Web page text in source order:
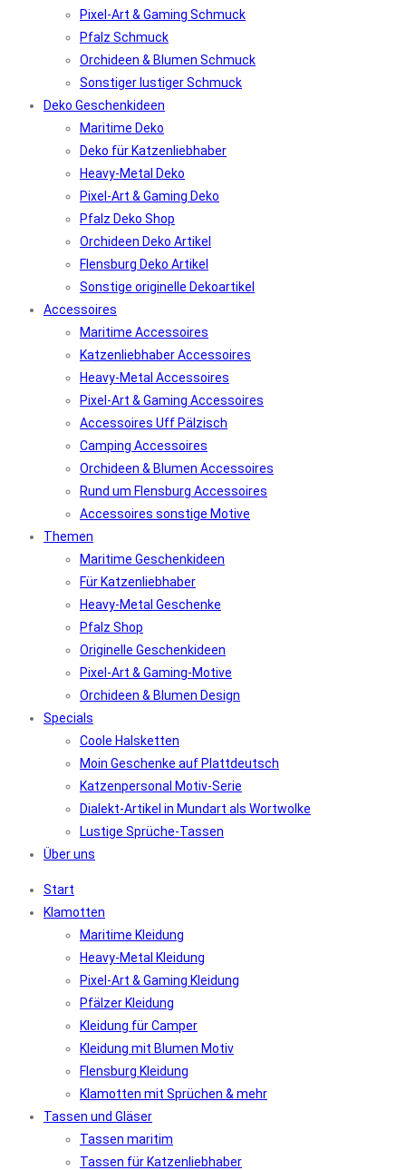
Pixel-Art & Gaming Schmuck
Pfalz Schmuck
Orchideen & Blumen Schmuck
Sonstiger lustiger Schmuck
Deko Geschenkideen
Maritime Deko
Deko für Katzenliebhaber
Heavy-Metal Deko
Pixel-Art & Gaming Deko
Pfalz Deko Shop
Orchideen Deko Artikel
Flensburg Deko Artikel
Sonstige originelle Dekoartikel
Accessoires
Maritime Accessoires
Katzenliebhaber Accessoires
Heavy-Metal Accessoires
Pixel-Art & Gaming Accessoires
Accessoires Uff Pälzisch
Camping Accessoires
Orchideen & Blumen Accessoires
Rund um Flensburg Accessoires
Accessoires sonstige Motive
Themen
Maritime Geschenkideen
Für Katzenliebhaber
Heavy-Metal Geschenke
Pfalz Shop
Originelle Geschenkideen
Pixel-Art & Gaming-Motive
Orchideen & Blumen Design
Specials
Coole Halsketten
Moin Geschenke auf Plattdeutsch
Katzenpersonal Motiv-Serie
Dialekt-Artikel in Mundart als Wortwolke
Lustige Sprüche-Tassen
Über uns
Start
Klamotten
Maritime Kleidung
Heavy-Metal Kleidung
Pixel-Art & Gaming Kleidung
Pfälzer Kleidung
Kleidung für Camper
Kleidung mit Blumen Motiv
Flensburg Kleidung
Klamotten mit Sprüchen & mehr
Tassen und Gläser
Tassen maritim
Tassen für Katzenliebhaber